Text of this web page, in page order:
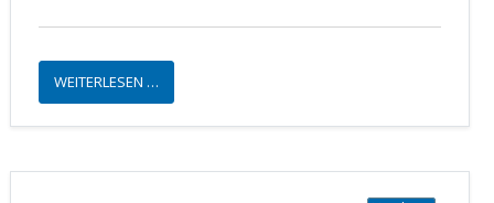
WEITERLESEN …